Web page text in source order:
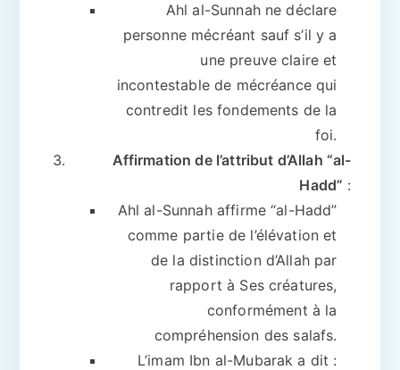
Ahl al-Sunnah ne déclare
personne mécréant sauf s’il y a
une preuve claire et
incontestable de mécréance qui
contredit les fondements de la
foi.
Affirmation de l’attribut d’Allah “al-
Hadd” :
Ahl al-Sunnah affirme “al-Hadd”
comme partie de l’élévation et
de la distinction d’Allah par
rapport à Ses créatures,
conformément à la
compréhension des salafs.
L’imam Ibn al-Mubarak a dit :